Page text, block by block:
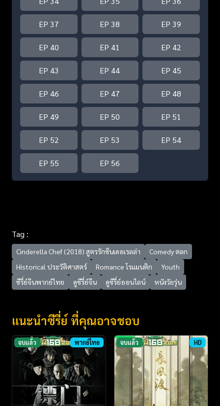
EP 37 EP 38 EP 39
EP 40 EP 41 EP 42
EP 43 EP 44 EP 45
EP 46 EP 47 EP 48
EP 49 EP 50 EP 51
EP 52 EP 53 EP 54
EP 55 EP 56
Tag :
Cinderella Chef (2018) สูตรรักซินเดอเรลล่า
Comedy ตลก
Historical ประวัติศาสตร์
Romance โรแมนติก
Youth
ซีรี่ย์จีนพากย์ไทย
ดูซีรี่ย์จีน ดูซีรี่ย์ออนไลน์ หนังวัยรุ่น
แนะนำซีรี่ย์ ที่คุณอาจชอบ
จบแล้ว พากย์ไทย จบแล้ว HD